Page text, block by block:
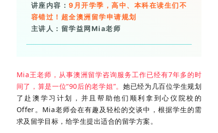
讲座内容：9月开学季，高中、本科在读生们不
容错过！超全澳洲留学申请规划
主讲人：留学益网Mia老师
Mia王老师，从事澳洲留学咨询服务工作已经有7年多的时
间了，算是一位“90后的老学姐”。 她已经为几百位学生规划
了赴澳学习计划，并且帮助他们顺利拿到心仪院校的
Offer。Mia老师会在有趣及轻松的交谈中，根据学生的需
求及留学目标，给学生提出适合的留学方案。